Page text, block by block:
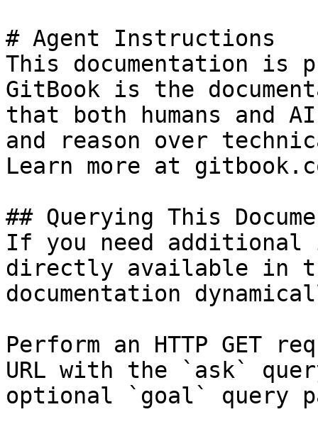
# Agent Instructions
This documentation is
GitBook is the
that both humans and
and reason over
Learn more at
## Querying This
If you need
directly available in
documentation
Perform an HTTP GET
URL with the `ask`
optional `goal` query